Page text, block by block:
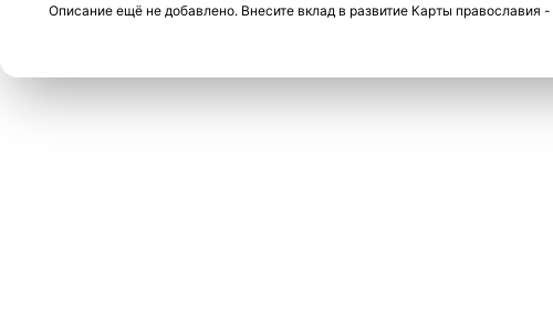
Описание ещё не добавлено. Внесите вклад в развитие Карты православия -